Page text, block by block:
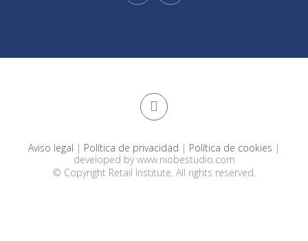
Aviso legal | Política de privacidad | Política de cookies |
developed bywww.niobestudio.com
© Copyright Retail Institute. All rights reserved.